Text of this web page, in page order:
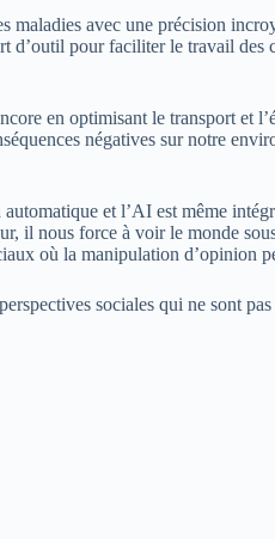
avec une précision
d’outil pour faciliter le travail des
en optimisant le transport et
négatives sur notre
et l’AI est même
il nous force à voir le monde
où la manipulation d’opinion
sociales qui ne sont